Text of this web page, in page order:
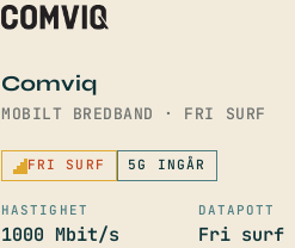
Comviq
MOBILT BREDBAND · FRI SURF
FRI SURF 5G INGÅR
HASTIGHET
1000 Mbit/s
DATAPOTT
Fri surf